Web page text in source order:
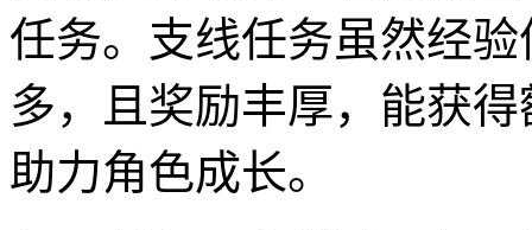
任务。支线任务虽然经
多，且奖励丰厚，能获
助力角色成长。